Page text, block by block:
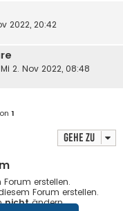
2022, 20:42
Mi 2. Nov 2022, 08:48
1
Gehe zu
erstellen.
Forum erstellen.
nichtändern.